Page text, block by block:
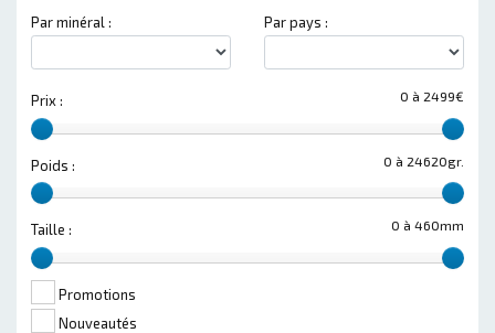
Par minéral : Par pays :
0 à 2499€
Prix :
0 à 24620gr.
Poids :
0 à 460mm
Taille :
Promotions
Nouveautés